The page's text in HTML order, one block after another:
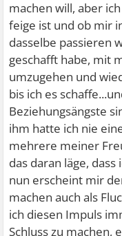
machen will, aber
feige ist und ob mir
dasselbe passieren
geschafft habe, mit
umzugehen und
bis ich es
Beziehungsängste
ihm hatte ich nie
mehrere meiner
das daran läge,
nun erscheint mir
machen auch als
ich diesen Impuls
Schluss zu machen,